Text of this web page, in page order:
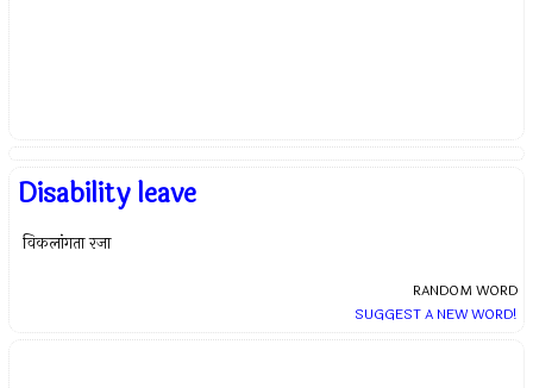
Disability leave
विकलांगता रजा
RANDOM WORD
SUGGEST A NEW WORD!